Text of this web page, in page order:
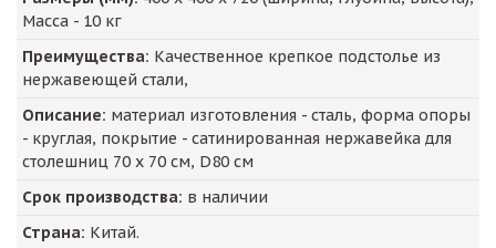
Масса - 10 кг
Преимущества: Качественное крепкое подстолье из
нержавеющей стали,
Описание: материал изготовления - сталь, форма опоры
- круглая, покрытие - сатинированная нержавейка для
столешниц 70 х 70 см, D80 см
Срок производства: в наличии
Страна: Китай.